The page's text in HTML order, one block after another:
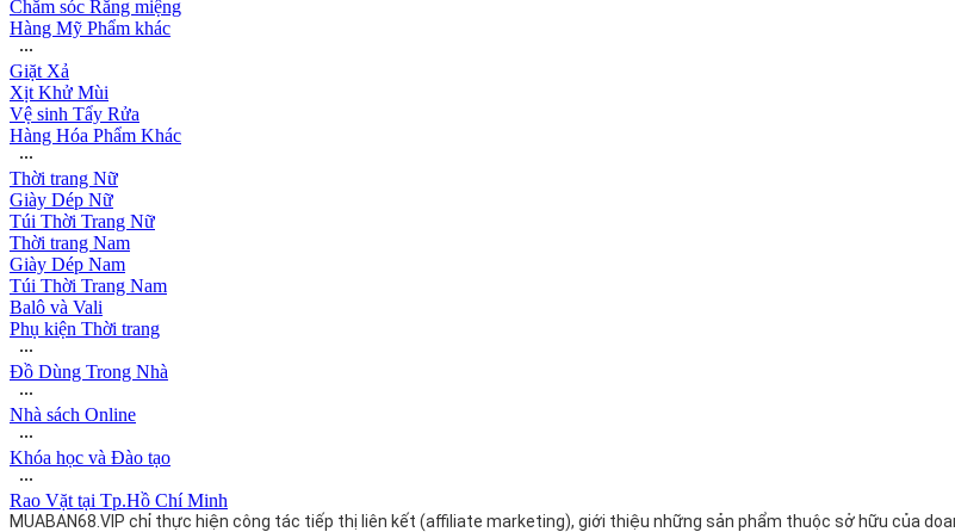
Chăm sóc Răng miệng
Hàng Mỹ Phẩm khác
∙∙∙
Giặt Xả
Xịt Khử Mùi
Vệ sinh Tẩy Rửa
Hàng Hóa Phẩm Khác
∙∙∙
Thời trang Nữ
Giày Dép Nữ
Túi Thời Trang Nữ
Thời trang Nam
Giày Dép Nam
Túi Thời Trang Nam
Balô và Vali
Phụ kiện Thời trang
∙∙∙
Đồ Dùng Trong Nhà
∙∙∙
Nhà sách Online
∙∙∙
Khóa học và Đào tạo
∙∙∙
Rao Vặt tại Tp.Hồ Chí Minh
MUABAN68.VIP chỉ thực hiện công tác tiếp thị liên kết (affiliate marketing), giới thiệu những sản phẩm thuộc sở hữu của